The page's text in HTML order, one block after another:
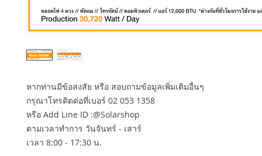
หากท่านมีข้อสงสัย หรือ สอบถามข้อมูลเพิ่มเติมอื่นๆ
กรุณาโทรติดต่อที่เบอร์ 02 053 1358
หรือ Add Line ID :@Solarshop
ตามเวลาทำการ วันจันทร์ - เสาร์
เวลา 8:00 - 17:30 น.